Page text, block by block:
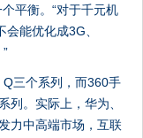
平衡。“对于千元机
能优化成3G、
三个系列，而360手
列。实际上，华为、
力中高端市场，互联